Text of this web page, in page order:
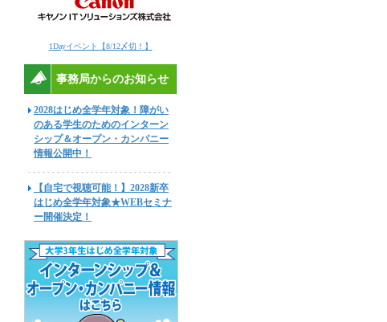
1Dayイベント【8/12〆切！】
事務局からのお知らせ
2028はじめ全学年対象！障がい
のある学生のためのインターン
シップ＆オープン・カンパニー
情報公開中！
【自宅で視聴可能！】2028新卒
はじめ全学年対象★WEBセミナ
ー開催決定！